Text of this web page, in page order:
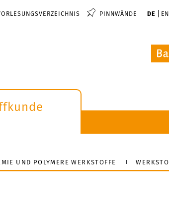
PINNWÄNDE DE EN
UND POLYMERE WERKSTOFFE